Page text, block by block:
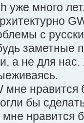
уже много
с
заметные
а не для
мне
бы
нравится